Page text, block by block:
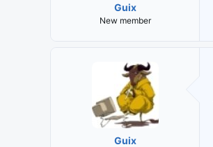
Guix
New member
Guix